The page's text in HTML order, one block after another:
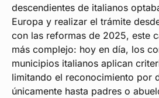
descendientes de italianos
Europa y realizar el trámite
con las reformas de 2025, este
más complejo: hoy en día, los
municipios italianos aplican
limitando el reconocimiento por
únicamente hasta padres o